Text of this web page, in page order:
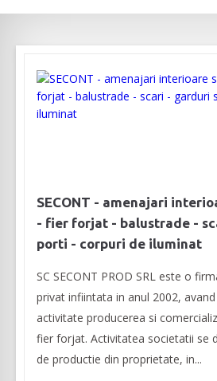
SECONT - amenajari
- fier forjat - balustrade -
porti - corpuri de iluminat
SC SECONT PROD SRL este o
privat infiintata in anul 2002,
activitate producerea si
fier forjat. Activitatea societatii se
de productie din proprietate, in...